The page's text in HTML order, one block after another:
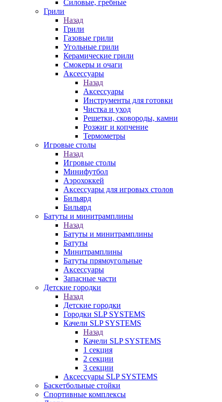
Силовые, гребные
Грили
Назад
Грили
Газовые грили
Угольные грили
Керамические грили
Смокеры и очаги
Аксессуары
Назад
Аксессуары
Инструменты для готовки
Чистка и уход
Решетки, сковороды, камни
Розжиг и копчение
Термометры
Игровые столы
Назад
Игровые столы
Минифутбол
Аэрохоккей
Аксессуары для игровых столов
Бильяpд
Бильяpд
Батуты и минитрамплины
Назад
Батуты и минитрамплины
Батуты
Минитрамплины
Батуты прямоугольные
Аксессуары
Запасные части
Детские городки
Назад
Детские городки
Городки SLP SYSTEMS
Качели SLP SYSTEMS
Назад
Качели SLP SYSTEMS
1 секция
2 секции
3 секции
Аксессуары SLP SYSTEMS
Баскетбольные стойки
Спортивные комплексы